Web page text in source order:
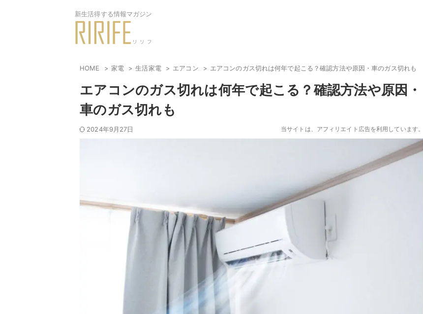
新生活得する情報マガジン
HOME 家電 生活家電 エアコン エアコンのガス切れは何年で起こる？確認方法や原因・車のガス切れも
エアコンのガス切れは何年で起こる？確認方法や原因・
車のガス切れも
2024年9月27日 当サイトは、アフィリエイト広告を利用しています。